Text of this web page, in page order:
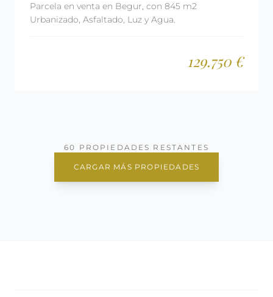
Parcela en venta en Begur, con 845 m2
Urbanizado, Asfaltado, Luz y Agua.
129.750 €
60 PROPIEDADES RESTANTES
CARGAR MÁS PROPIEDADES